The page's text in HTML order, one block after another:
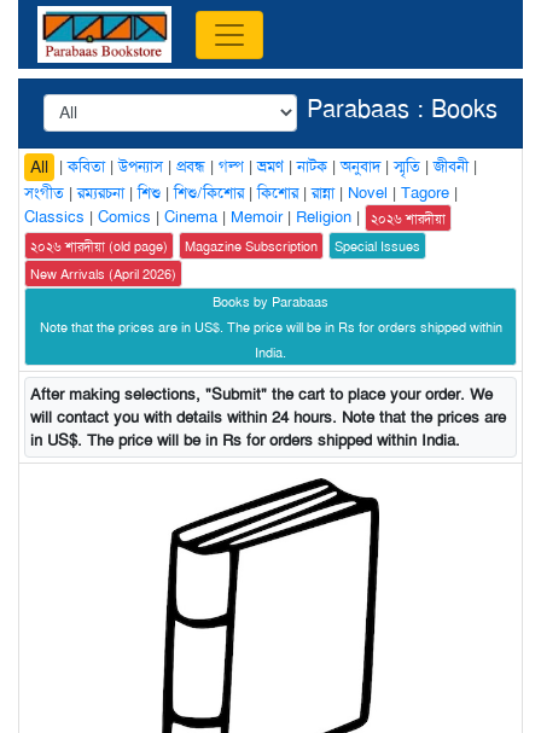
Parabaas : Books
All |কবিতা|উপন্যাস| প্রবন্ধ | গল্প |ভ্রমণ|নাটক |অনুবাদ|স্মৃতি |জীবনী|
সংগীত |রম্যরচনা|শিশু |শিশু/কিশোর|কিশোর|রান্না| Novel | Tagore |
Classics | Comics | Cinema | Memoir| Religion |
২০২৬ শারদীয়া
২০২৬ শারদীয়া (old page)
Magazine Subscription
Special Issues
New Arrivals (April 2026)
Books by Parabaas
Note that the prices are in US$. The price will be in Rs for orders shipped within
India.
After making selections, "Submit" the cart to place your order. We
will contact you with details within 24 hours. Note that the prices are
in US$. The price will be in Rs for orders shipped within India.